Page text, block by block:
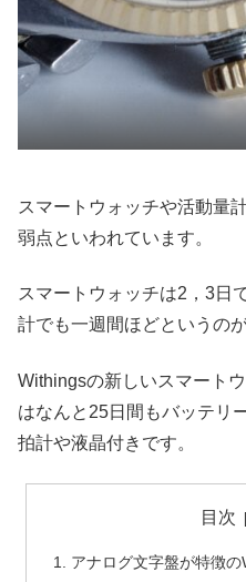
スマートウォッチや活動量
弱点といわれています。
スマートウォッチは2，3日
計でも一週間ほどというの
Withingsの新しいスマート
はなんと25日間もバッテリ
拍計や液晶付きです。
目次
アナログ文字盤が特徴